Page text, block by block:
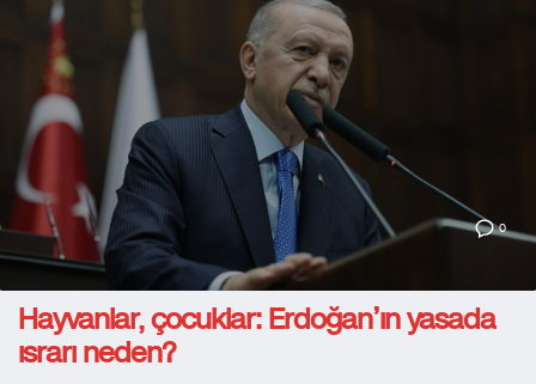
0
Hayvanlar, çocuklar: Erdoğan’ın yasada
ısrarı neden?